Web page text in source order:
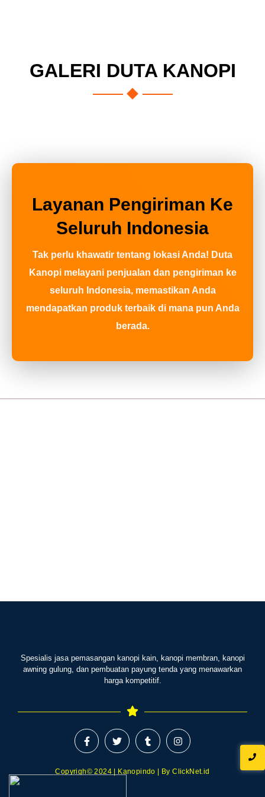
GALERI DUTA KANOPI
Layanan Pengiriman Ke
Seluruh Indonesia
Tak perlu khawatir tentang lokasi Anda! Duta
Kanopi melayani penjualan dan pengiriman ke
seluruh Indonesia, memastikan Anda
mendapatkan produk terbaik di mana pun Anda
berada.
Spesialis jasa pemasangan kanopi kain, kanopi membran, kanopi
awning gulung, dan pembuatan payung tenda yang menawarkan
harga kompetitif.
Copyrigh© 2024 | Kanopindo | By ClickNet.id